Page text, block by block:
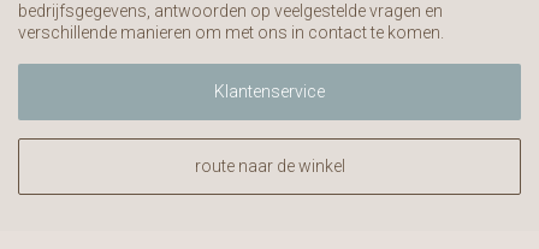
bedrijfsgegevens, antwoorden op veelgestelde vragen en
verschillende manieren om met ons in contact te komen.
Klantenservice
route naar de winkel